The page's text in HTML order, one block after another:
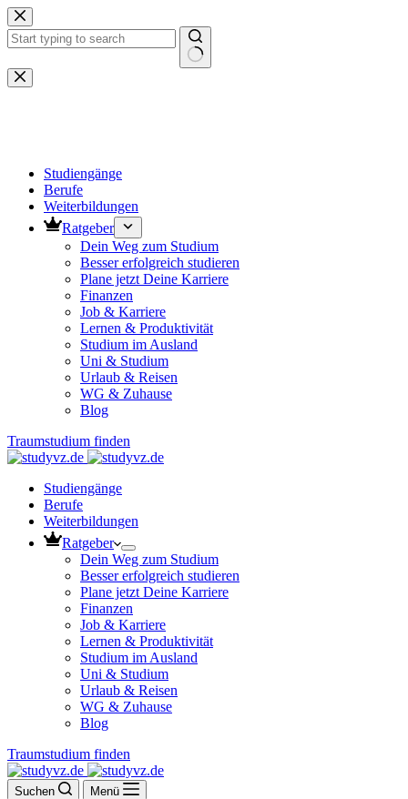
Zum
Inhalt
springen
Keine
Ergebnisse
Studiengänge
Berufe
Weiterbildungen
Ratgeber
Dein Weg zum Studium
Besser erfolgreich studieren
Plane jetzt Deine Karriere
Finanzen
Job & Karriere
Lernen & Produktivität
Studium im Ausland
Uni & Studium
Urlaub & Reisen
WG & Zuhause
Blog
Traumstudium finden
Studiengänge
Berufe
Weiterbildungen
Ratgeber
Dein Weg zum Studium
Besser erfolgreich studieren
Plane jetzt Deine Karriere
Finanzen
Job & Karriere
Lernen & Produktivität
Studium im Ausland
Uni & Studium
Urlaub & Reisen
WG & Zuhause
Blog
Traumstudium finden
Suchen Menü